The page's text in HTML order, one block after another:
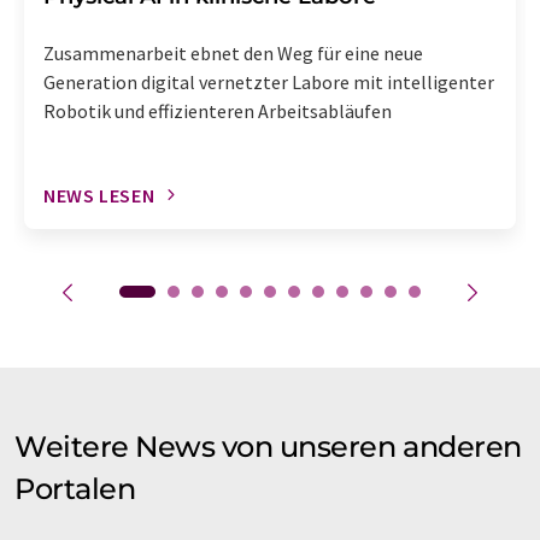
Zusammenarbeit ebnet den Weg für eine neue
Generation digital vernetzter Labore mit intelligenter
Robotik und effizienteren Arbeitsabläufen
NEWS LESEN
Weitere News von unseren anderen
Portalen